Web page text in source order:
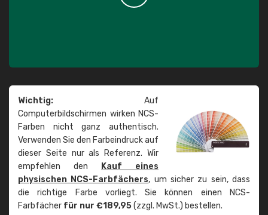
Wichtig: Auf
Computerbildschirmen wirken NCS-
Farben nicht ganz authentisch.
Verwenden Sie den Farbeindruck auf
dieser Seite nur als Referenz. Wir
empfehlen den
Kauf eines
physischen NCS-Farbfächers, um sicher zu sein, dass
die richtige Farbe vorliegt. Sie können einen NCS-
Farbfächer für nur €189,95(zzgl. MwSt.) bestellen.